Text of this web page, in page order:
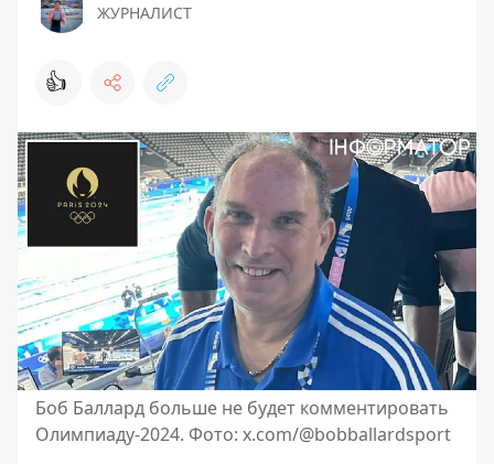
ЖУРНАЛИСТ
👍
Боб Баллард больше не будет комментировать
Олимпиаду-2024. Фото: x.com/@bobballardsport